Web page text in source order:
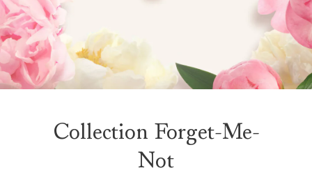
Collection Forget-Me-
Not